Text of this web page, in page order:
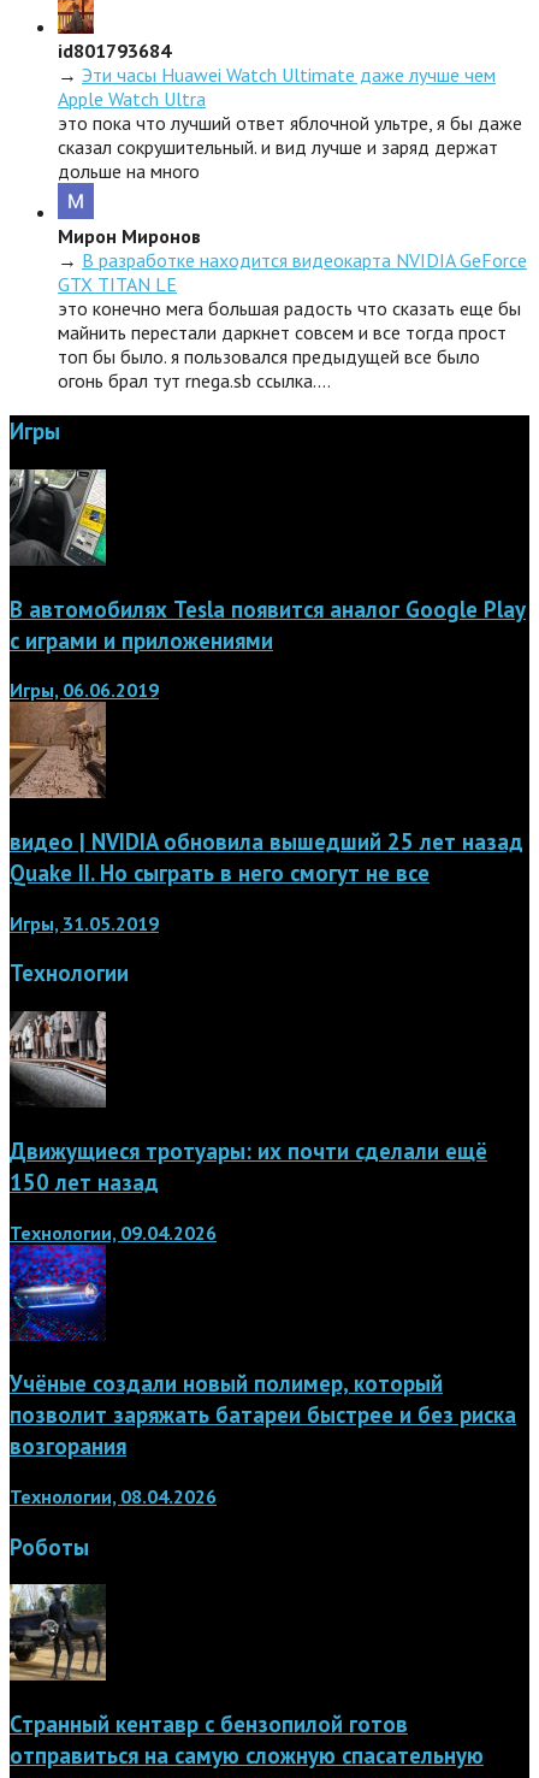
id801793684
→ Эти часы Huawei Watch Ultimate даже лучше чем
Apple Watch Ultra
это пока что лучший ответ яблочной ультре, я бы даже
сказал сокрушительный. и вид лучше и заряд держат
дольше на много
Мирон Миронов
→ В разработке находится видеокарта NVIDIA GeForce
GTX TITAN LE
это конечно мега большая радость что сказать еще бы
майнить перестали даркнет совсем и все тогда прост
топ бы было. я пользовался предыдущей все было
огонь брал тут rnega.sb ссылка.…
Игры
В автомобилях Tesla появится аналог Google Play
с играми и приложениями
Игры, 06.06.2019
видео | NVIDIA обновила вышедший 25 лет назад
Quake II. Но сыграть в него смогут не все
Игры, 31.05.2019
Технологии
Движущиеся тротуары: их почти сделали ещё
150 лет назад
Технологии, 09.04.2026
Учёные создали новый полимер, который
позволит заряжать батареи быстрее и без риска
возгорания
Технологии, 08.04.2026
Роботы
Странный кентавр с бензопилой готов
отправиться на самую сложную спасательную